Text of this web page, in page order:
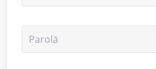
Parolă